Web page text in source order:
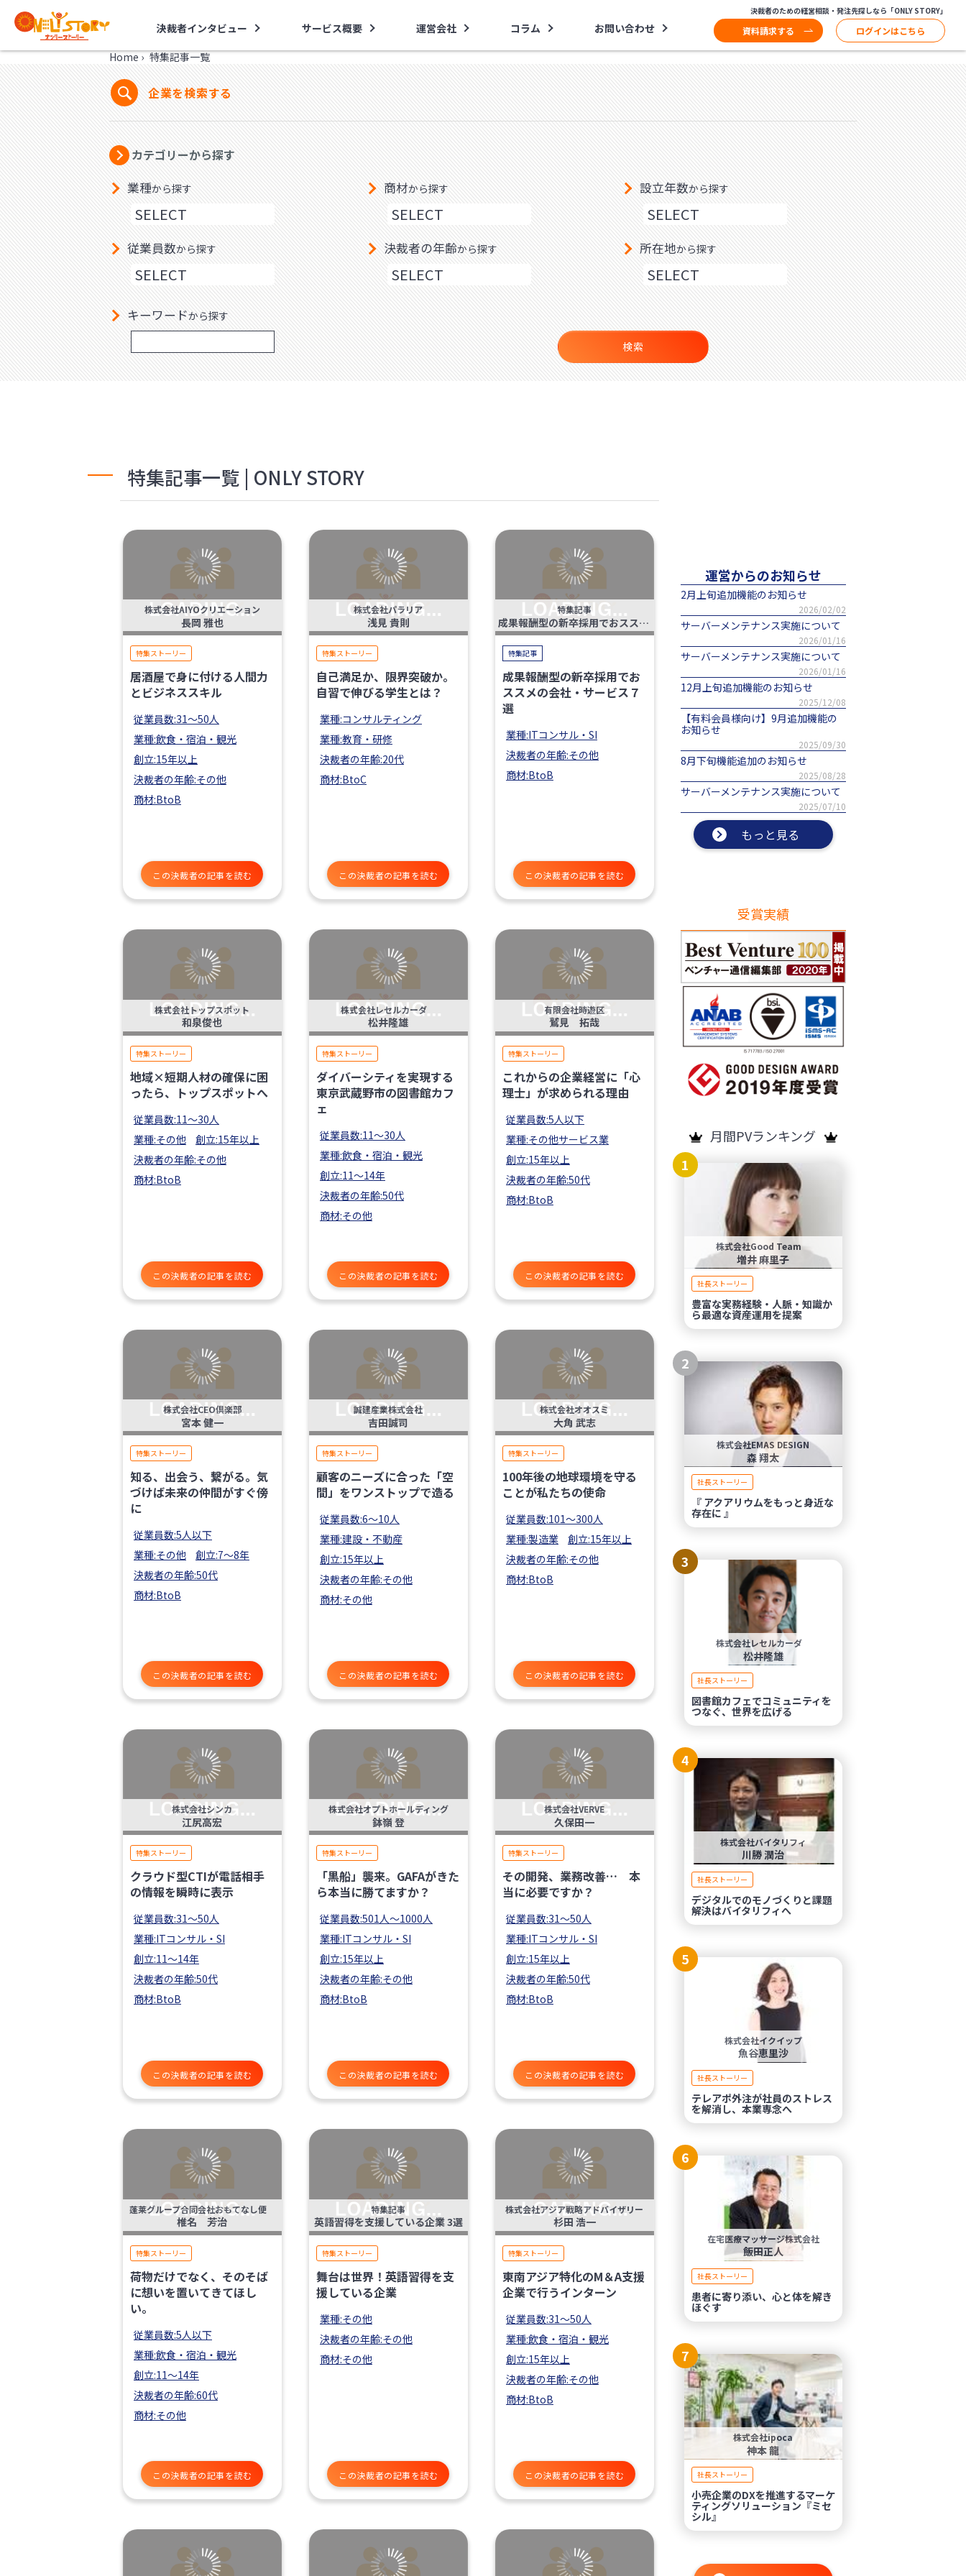
決裁者インタビュー サービス概要 運営会社 コラム お問い合わせ
決裁者のための経営相談・発注先探しなら「ONLY STORY」
資料請求する ログインはこちら
Home › 特集記事一覧
企業を検索する
カテゴリーから探す
業種から探す 商材から探す 設立年数から探す
従業員数から探す 決裁者の年齢から探す 所在地から探す
キーワードから探す
検索
特集記事一覧 | ONLY STORY
株式会社AIYOクリエーション
長岡 雅也
特集ストーリー
居酒屋で身に付ける人間力
とビジネススキル
従業員数:31〜50人
業種:飲食・宿泊・観光
創立:15年以上
決裁者の年齢:その他
商材:BtoB
この決裁者の記事を読む
株式会社パラリア
浅見 貴則
特集ストーリー
自己満足か、限界突破か。
自習で伸びる学生とは？
業種:コンサルティング
業種:教育・研修
決裁者の年齢:20代
商材:BtoC
この決裁者の記事を読む
特集記事
成果報酬型の新卒採用でおススメの会社 ７選
特集記事
成果報酬型の新卒採用でお
ススメの会社・サービス７
選
業種:ITコンサル・SI
決裁者の年齢:その他
商材:BtoB
この決裁者の記事を読む
株式会社トップスポット
和泉俊也
特集ストーリー
地域×短期人材の確保に困
ったら、トップスポットへ
従業員数:11〜30人
業種:その他
創立:15年以上
決裁者の年齢:その他
商材:BtoB
この決裁者の記事を読む
株式会社レセルカーダ
松井隆雄
特集ストーリー
ダイバーシティを実現する
東京武蔵野市の図書館カフ
ェ
従業員数:11〜30人
業種:飲食・宿泊・観光
創立:11〜14年
決裁者の年齢:50代
商材:その他
この決裁者の記事を読む
有限会社時遊区
鷲見 拓哉
特集ストーリー
これからの企業経営に「心
理士」が求められる理由
従業員数:5人以下
業種:その他サービス業
創立:15年以上
決裁者の年齢:50代
商材:BtoB
この決裁者の記事を読む
株式会社CEO倶楽部
宮本 健一
特集ストーリー
知る、出会う、繋がる。気
づけば未来の仲間がすぐ傍
に
従業員数:5人以下
業種:その他
創立:7〜8年
決裁者の年齢:50代
商材:BtoB
この決裁者の記事を読む
誠建産業株式会社
吉田誠司
特集ストーリー
顧客のニーズに合った「空
間」をワンストップで造る
従業員数:6～10人
業種:建設・不動産
創立:15年以上
決裁者の年齢:その他
商材:その他
この決裁者の記事を読む
株式会社オオスミ
大角 武志
特集ストーリー
100年後の地球環境を守る
ことが私たちの使命
従業員数:101〜300人
業種:製造業
創立:15年以上
決裁者の年齢:その他
商材:BtoB
この決裁者の記事を読む
株式会社シンカ
江尻高宏
特集ストーリー
クラウド型CTIが電話相手
の情報を瞬時に表示
従業員数:31〜50人
業種:ITコンサル・SI
創立:11〜14年
決裁者の年齢:50代
商材:BtoB
この決裁者の記事を読む
株式会社オプトホールディング
鉢嶺 登
特集ストーリー
「黒船」襲来。GAFAがきた
ら本当に勝てますか？
従業員数:501人〜1000人
業種:ITコンサル・SI
創立:15年以上
決裁者の年齢:その他
商材:BtoB
この決裁者の記事を読む
株式会社VERVE
久保田一
特集ストーリー
その開発、業務改善… 本
当に必要ですか？
従業員数:31〜50人
業種:ITコンサル・SI
創立:15年以上
決裁者の年齢:50代
商材:BtoB
この決裁者の記事を読む
蓬莱グループ合同会社おもてなし便
椎名 芳治
特集ストーリー
荷物だけでなく、そのそば
に想いを置いてきてほし
い。
従業員数:5人以下
業種:飲食・宿泊・観光
創立:11〜14年
決裁者の年齢:60代
商材:その他
この決裁者の記事を読む
特集記事
英語習得を支援している企業 3選
特集ストーリー
舞台は世界！英語習得を支
援している企業
業種:その他
決裁者の年齢:その他
商材:その他
この決裁者の記事を読む
株式会社アジア戦略アドバイザリー
杉田 浩一
特集ストーリー
東南アジア特化のM＆A支援
企業で行うインターン
従業員数:31〜50人
業種:飲食・宿泊・観光
創立:15年以上
決裁者の年齢:その他
商材:BtoB
この決裁者の記事を読む
運営からのお知らせ
2月上旬追加機能のお知らせ
2026/02/02
サーバーメンテナンス実施について
2026/01/16
サーバーメンテナンス実施について
2026/01/16
12月上旬追加機能のお知らせ
2025/12/08
【有料会員様向け】9月追加機能の
お知らせ
2025/09/30
8月下旬機能追加のお知らせ
2025/08/28
サーバーメンテナンス実施について
2025/07/10
もっと見る
受賞実績
月間PVランキング
1
株式会社Good Team
増井 麻里子
社長ストーリー
豊富な実務経験・人脈・知識か
ら最適な資産運用を提案
2
株式会社EMAS DESIGN
森 翔太
社長ストーリー
『 アクアリウムをもっと身近な
存在に 』
3
株式会社レセルカーダ
松井隆雄
社長ストーリー
図書館カフェでコミュニティを
つなぐ、世界を広げる
4
株式会社バイタリフィ
川勝 潤治
社長ストーリー
デジタルでのモノづくりと課題
解決はバイタリフィへ
5
株式会社イクイップ
魚谷恵里沙
社長ストーリー
テレアポ外注が社員のストレス
を解消し、本業専念へ
6
在宅医療マッサージ株式会社
飯田正人
社長ストーリー
患者に寄り添い、心と体を解き
ほぐす
7
株式会社ipoca
神本 龍
社長ストーリー
小売企業のDXを推進するマーケ
ティングソリューション『ミセ
シル』